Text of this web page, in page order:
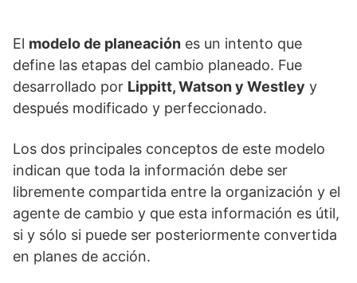
El modelo de planeación es un intento que
define las etapas del cambio planeado. Fue
desarrollado por Lippitt, Watson y Westley y
después modificado y perfeccionado.
Los dos principales conceptos de este modelo
indican que toda la información debe ser
libremente compartida entre la organización y el
agente de cambio y que esta información es útil,
si y sólo si puede ser posteriormente convertida
en planes de acción.